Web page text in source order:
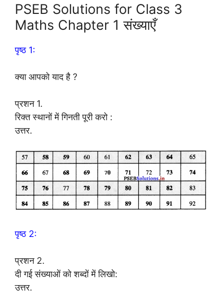
PSEB Solutions for Class 3
Maths Chapter 1 संख्याएँ
पृष्ठ 1:
क्या आपको याद है ?
प्रशन 1.
रिक्त स्थानों में गिनती पूरी करो :
उत्तर.
पृष्ठ 2:
प्रशन 2.
दी गई संख्याओं को शब्दों में लिखो:
उत्तर.